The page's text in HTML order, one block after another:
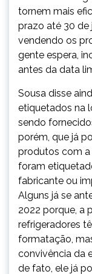
tornem mais
prazo até 30 de
vendendo os
gente espera,
antes da data
Sousa disse
etiquetados na
sendo
porém, que já
produtos com a
foram
fabricante ou
Alguns já se
2022 porque, a
refrigeradores
formatação,
convivência da
de fato, ele já